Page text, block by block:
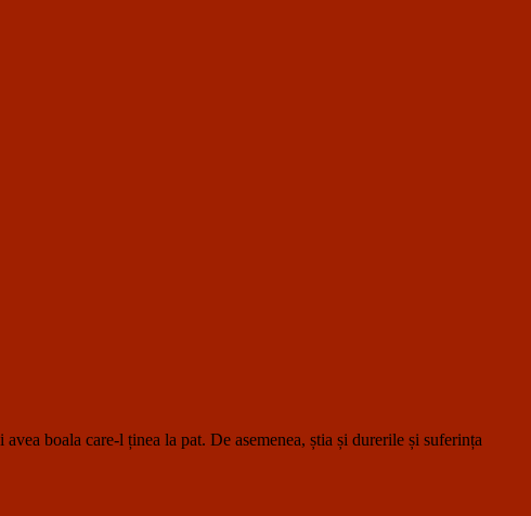
care-l ținea la pat. De asemenea, știa și durerile și suferința